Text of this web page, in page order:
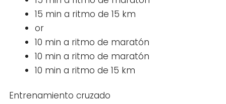
15 min a ritmo de 15 km
or
10 min a ritmo de maratón
10 min a ritmo de maratón
10 min a ritmo de 15 km
Entrenamiento cruzado